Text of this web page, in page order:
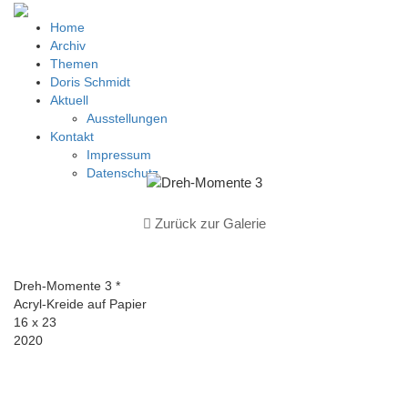
Home
Archiv
Themen
Doris Schmidt
Aktuell
Ausstellungen
Kontakt
Impressum
Datenschutz
Zurück zur Galerie
Dreh-Momente 3 *
Acryl-Kreide auf Papier
16 x 23
2020